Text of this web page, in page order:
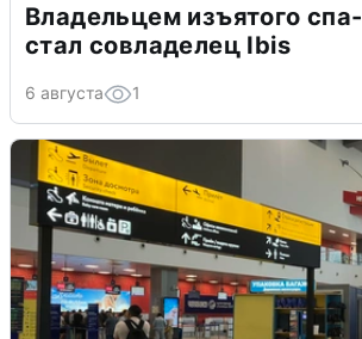
Владельцем изъятого
стал совладелец Ibis
6 августа 1